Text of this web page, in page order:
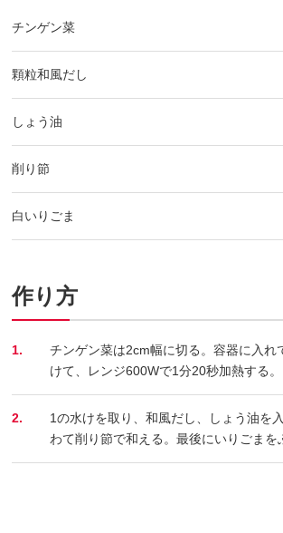
チンゲン菜
顆粒和風だし
しょう油
削り節
白いりごま
作り方
1.
チンゲン菜は2cm幅に切る。容器に入れ
けて、レンジ600Wで1分20秒加熱する。
2.
1の水けを取り、和風だし、しょう油を
わて削り節で和える。最後にいりごまを